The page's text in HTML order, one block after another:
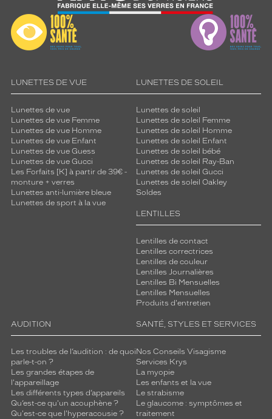
LUNETTES DE VUE
Lunettes de vue
Lunettes de vue Femme
Lunettes de vue Homme
Lunettes de vue Enfant
Lunettes de vue Guess
Lunettes de vue Gucci
Les Forfaits [K] à partir de 39€ -
monture + verres
Lunettes anti-lumière bleue
Lunettes de sport à la vue
LUNETTES DE SOLEIL
Lunettes de soleil
Lunettes de soleil Femme
Lunettes de soleil Homme
Lunettes de soleil Enfant
Lunettes de soleil bébé
Lunettes de soleil Ray-Ban
Lunettes de soleil Gucci
Lunettes de soleil Oakley
Soldes
LENTILLES
Lentilles de contact
Lentilles correctrices
Lentilles de couleur
Lentilles Journalières
Lentilles Bi Mensuelles
Lentilles Mensuelles
Produits d'entretien
AUDITION
Les troubles de l’audition : de quoi
parle-t-on ?
Les grandes étapes de
l'appareillage
Les différents types d’appareils
Qu’est-ce qu'un acouphène ?
Qu'est-ce que l'hyperacousie ?
SANTÉ, STYLES ET SERVICES
Nos Conseils Visagisme
Services Krys
La myopie
Les enfants et la vue
Le strabisme
Le glaucome : symptômes et
traitement